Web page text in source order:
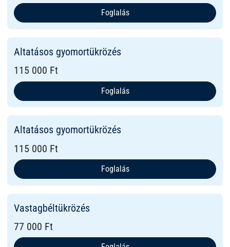
Foglalás
Altatásos gyomortükrözés
115 000 Ft
Foglalás
Altatásos gyomortükrözés
115 000 Ft
Foglalás
Vastagbéltükrözés
77 000 Ft